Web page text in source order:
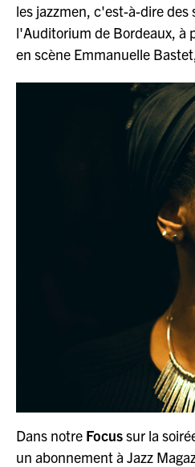
les jazzmen, c'est-à-dire
l'Auditorium de Bordeaux, à
en scène Emmanuelle
Dans notre Focussur la
un abonnement à Jazz